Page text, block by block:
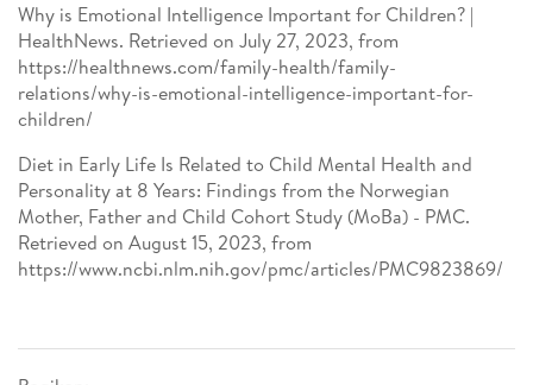
Why is Emotional Intelligence Important for Children? |
HealthNews. Retrieved on July 27, 2023, from
https://healthnews.com/family-health/family-
relations/why-is-emotional-intelligence-important-for-
children/
Diet in Early Life Is Related to Child Mental Health and
Personality at 8 Years: Findings from the Norwegian
Mother, Father and Child Cohort Study (MoBa) - PMC.
Retrieved on August 15, 2023, from
https://www.ncbi.nlm.nih.gov/pmc/articles/PMC9823869/